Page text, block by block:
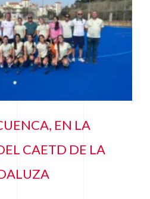
EN LA
CAETD DE LA